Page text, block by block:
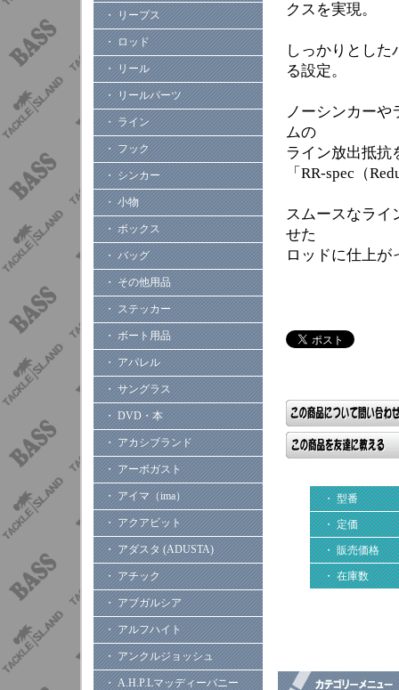
・ リープス
・ ロッド
・ リール
・ リールパーツ
・ ライン
・ フック
・ シンカー
・ 小物
・ ボックス
・ バッグ
・ その他用品
・ ステッカー
・ ボート用品
・ アパレル
・ サングラス
・ DVD・本
・ アカシブランド
・ アーボガスト
・ アイマ（ima）
・ アクアビット
・ アダスタ (ADUSTA)
・ アチック
・ アブガルシア
・ アルフハイト
・ アンクルジョッシュ
・ A.H.P.Lマッディーバニー
クスを実現。
しっかりとし
る設定。
ノーシンカー
ムの
ライン放出抵抗
「RR-spec（
スムースなライ
せた
ロッドに仕上が
・ 型番
・ 定価
・ 販売価格
・ 在庫数